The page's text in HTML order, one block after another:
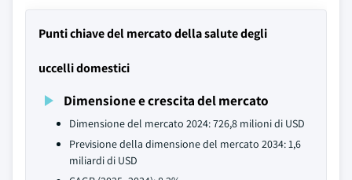
Punti chiave del mercato della salute degli
uccelli domestici
Dimensione e crescita del mercato
Dimensione del mercato 2024: 726,8 milioni di USD
Previsione della dimensione del mercato 2034: 1,6
miliardi di USD